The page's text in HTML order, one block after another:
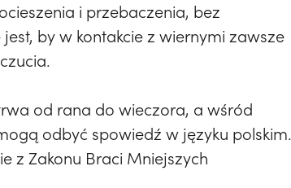
i przebaczenia, bez
by w kontakcie z wiernymi zawsze
od rana do wieczora, a wśród
odbyć spowiedź w języku polskim.
z Zakonu Braci Mniejszych